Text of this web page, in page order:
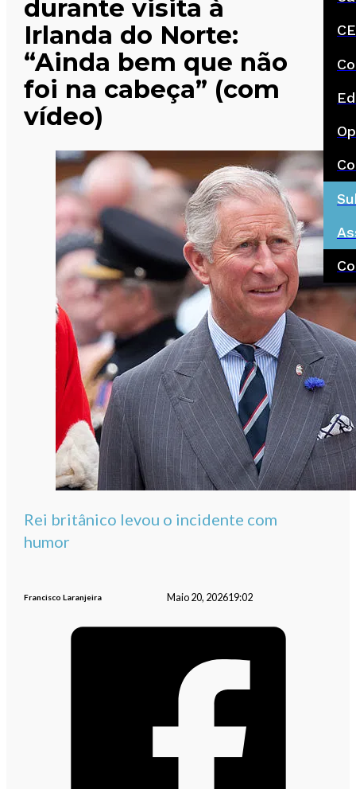
durante visita à
Irlanda do Norte:
“Ainda bem que não
foi na cabeça” (com
vídeo)
Rei britânico levou o incidente com
humor
Francisco Laranjeira Maio 20, 202619:02